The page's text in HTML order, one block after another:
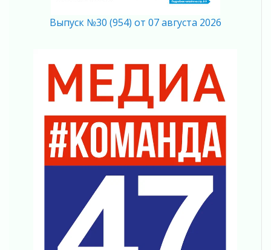
04 августа 2026
04 августа 2026
Ставка на дисциплину на перекрестках
04 августа 2026
В Ленобласти растет потребление
мобильного трафика
04 августа 2026
Полумрак бьёт по карману
04 августа 2026
Вниманию автомобилистов!
Память, сталь и музыка
04 августа 2026
Регион готовится к выборам
Выпуск №30 (954) от 07 августа 2026